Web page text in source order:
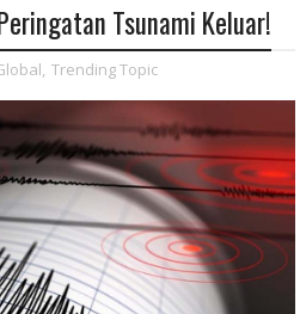
Tsunami Keluar!
, Trending Topic